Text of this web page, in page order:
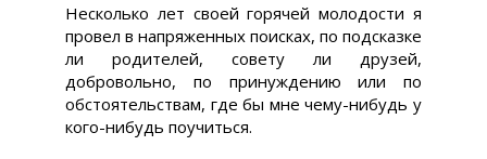
Несколько лет своей горячей молодости я
провел в напряженных поисках, по подсказке
ли родителей, совету ли друзей,
добровольно, по принуждению или по
обстоятельствам, где бы мне чему-нибудь у
кого-нибудь поучиться.